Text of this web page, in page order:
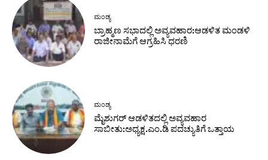
ಮಂಡ್ಯ
ಬ್ರಾಹ್ಮಣ ಸಭಾದಲ್ಲಿ ಅವ್ಯವಹಾರ:ಆಡಳಿತ ಮಂಡಳಿ
ರಾಜೀನಾಮೆಗೆ ಆಗ್ರಹಿಸಿ ಧರಣಿ
ಮಂಡ್ಯ
ಮೈಶುಗರ್ ಆಡಳಿತದಲ್ಲಿ ಅವ್ಯವಹಾರ
ಸಾಬೀತು:ಅಧ್ಯಕ್ಷ.ಎಂ.ಡಿ ಪದಚ್ಯುತಿಗೆ ಒತ್ತಾಯ